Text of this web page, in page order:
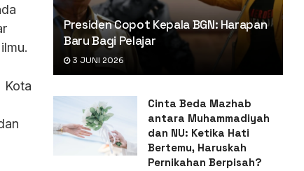
Kota
Presiden Copot Kepala BGN: Harapan
Baru Bagi Pelajar
3 JUNI 2026
Cinta Beda Mazhab
antara Muhammadiyah
dan NU: Ketika Hati
Bertemu, Haruskah
Pernikahan Berpisah?